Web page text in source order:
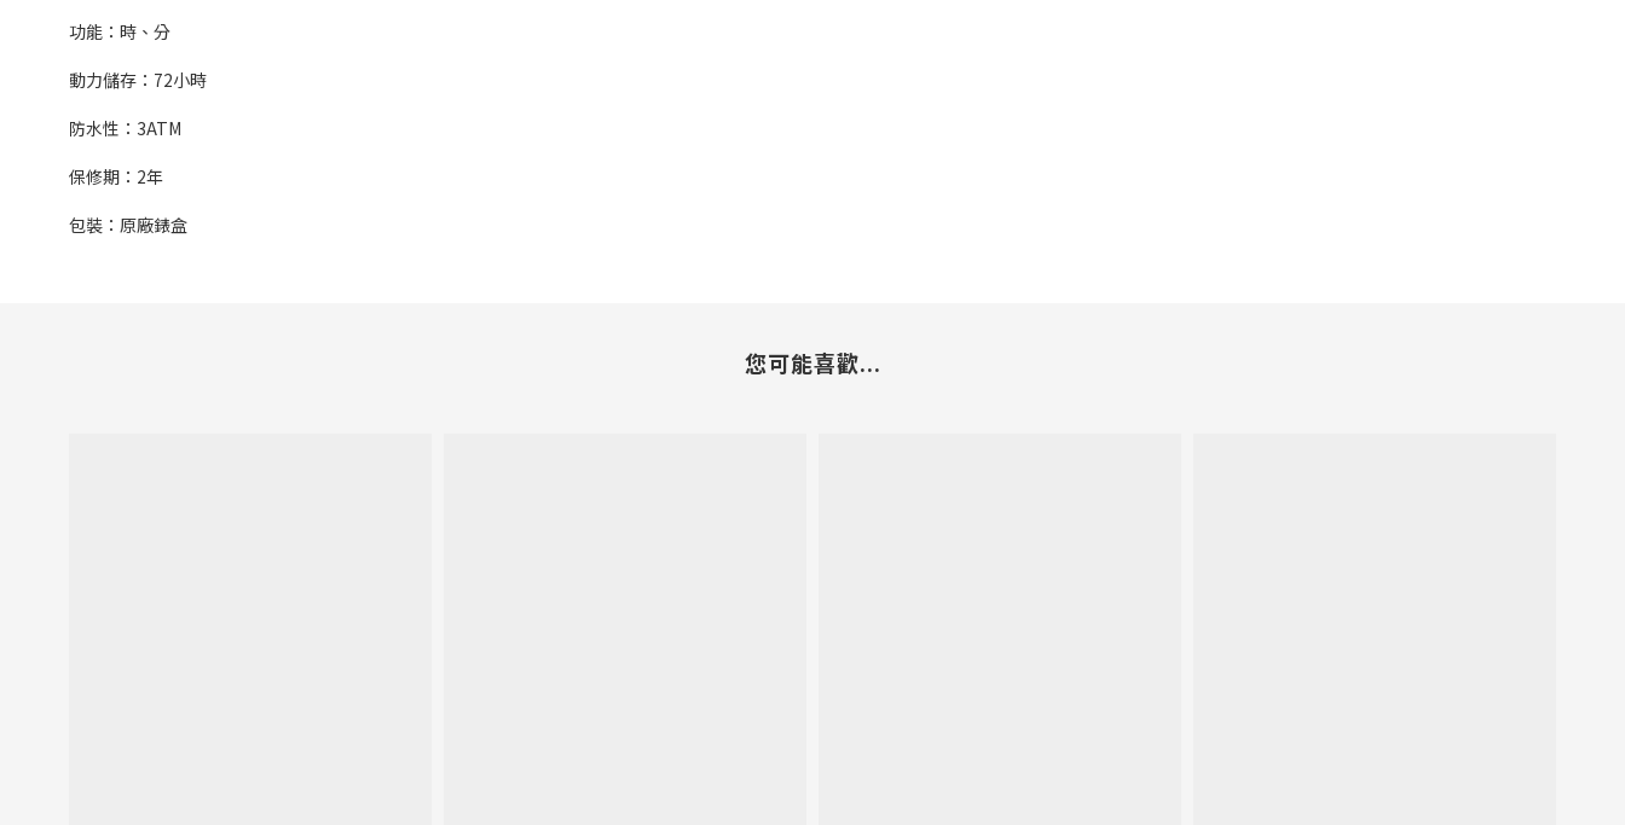
功能：時、分
動力儲存：72小時
防水性：3ATM
保修期：2年
包裝：原廠錶盒
您可能喜歡...